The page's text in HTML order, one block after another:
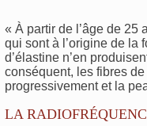
« À partir de l’âge de 25
qui sont à l’origine de la
d’élastine n’en
conséquent, les fibres
progressivement et la
LA